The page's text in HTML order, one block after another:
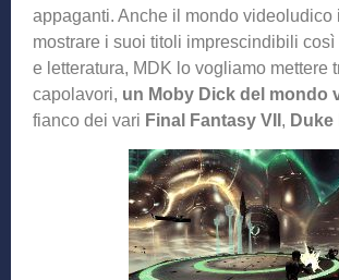
appaganti. Anche il mondo videoludico
mostrare i suoi titoli imprescindibili così
e letteratura, MDK lo vogliamo mettere
capolavori, un Moby Dick del mondo
fianco dei vari Final Fantasy VII , Duke